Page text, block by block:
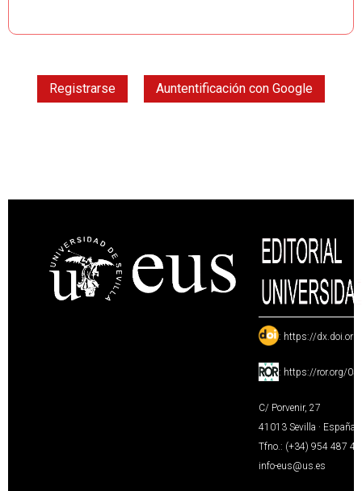
Registrarse Auntentificación con Google
: https://
: https://ror.org/
C/ Porvenir, 27
41013 Sevilla · España
Tfno.: (+34) 954 487
info-eus@us.es